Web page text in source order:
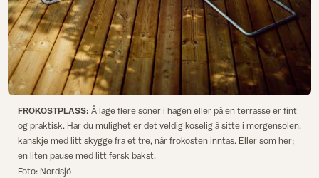
FROKOSTPLASS: Å lage flere soner i hagen eller på en terrasse er fint
og praktisk. Har du mulighet er det veldig koselig å sitte i morgensolen,
kanskje med litt skygge fra et tre, når frokosten inntas. Eller som her;
en liten pause med litt fersk bakst.
Foto: Nordsjö